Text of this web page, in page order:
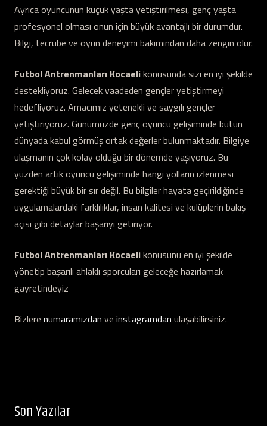
Ayrıca oyuncunun küçük yaşta yetiştirilmesi, genç yaşta
profesyonel olması onun için büyük avantajlı bir durumdur.
Bilgi, tecrübe ve oyun deneyimi bakımından daha zengin olur.
Futbol Antrenmanları Kocaelikonusunda sizi en iyi şekilde
destekliyoruz. Gelecek vaadeden gençler yetiştirmeyi
hedefliyoruz. Amacımız yetenekli ve saygılı gençler
yetiştiriyoruz. Günümüzde genç oyuncu gelişiminde bütün
dünyada kabul görmüş ortak değerler bulunmaktadır. Bilgiye
ulaşmanın çok kolay olduğu bir dönemde yaşıyoruz. Bu
yüzden artık oyuncu gelişiminde hangi yolların izlenmesi
gerektiği büyük bir sır değil. Bu bilgiler hayata geçirildiğinde
uygulamalardaki farklılıklar, insan kalitesi ve kulüplerin bakış
açısı gibi detaylar başarıyı getiriyor.
Futbol Antrenmanları Kocaelikonusunu en iyi şekilde
yönetip başarılı ahlaklı sporcuları geleceğe hazırlamak
gayretindeyiz
Bizlere numaramızdan ve instagramdan ulaşabilirsiniz.
Son Yazılar